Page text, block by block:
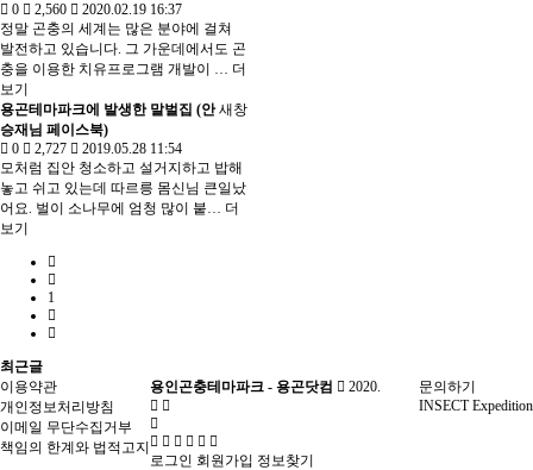
0
2,560
2020.02.19 16:37
정말 곤충의 세계는 많은 분야에 걸쳐
발전하고 있습니다. 그 가운데에서도 곤
충을 이용한 치유프로그램 개발이 … 더
보기
새창
용곤테마파크에 발생한 말벌집 (안
승재님 페이스북)
0
2,727
2019.05.28 11:54
모처럼 집안 청소하고 설거지하고 밥해
놓고 쉬고 있는데 따르릉 몸신님 큰일났
어요. 벌이 소나무에 엄청 많이 붙… 더
보기
1
최근글
이용약관
개인정보처리방침
이메일 무단수집거부
책임의 한계와 법적고지
문의하기
INSECT Expedition
용인곤충테마파크 - 용곤닷컴 2020.
로그인 회원가입 정보찾기